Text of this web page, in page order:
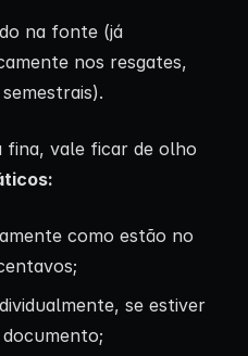
na fonte (já
nos resgates,
fina, vale ficar de olho
como estão no
se estiver